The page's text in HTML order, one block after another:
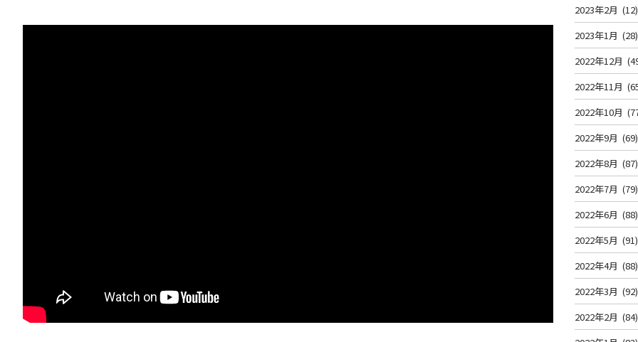
2023年2月 (12)
2023年1月 (28)
2022年12月
2022年11月
2022年10月
2022年9月 (69)
2022年8月 (87)
2022年7月 (79)
2022年6月 (88)
2022年5月 (91)
2022年4月 (88)
2022年3月 (92)
2022年2月 (84)